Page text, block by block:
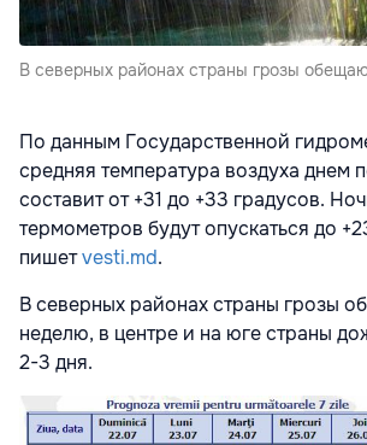
В северных районах страны грозы
По данным Государственной
средняя температура воздуха днем
составит от +31 до +33 градусов.
термометров будут опускаться до
пишетvesti.md.
В северных районах страны грозы
неделю, в центре и на юге страны
2-3 дня.